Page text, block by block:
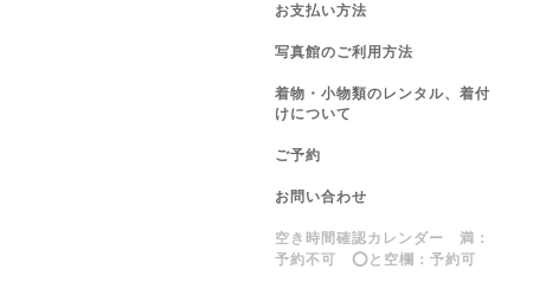
お支払い方法
写真館のご利用方法
着物・小物類のレンタル、着付
けについて
ご予約
お問い合わせ
空き時間確認カレンダー 満：
予約不可 ⭕️と空欄：予約可